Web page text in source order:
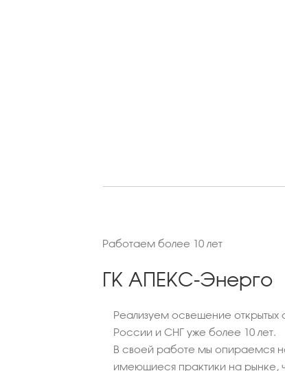
Работаем более 10 лет
ГК АПЕКС-Энерго
Реализуем освещение открытых
России и СНГ уже более 10 лет.
В своей работе мы опираемся
имеющиеся практики на рынке,